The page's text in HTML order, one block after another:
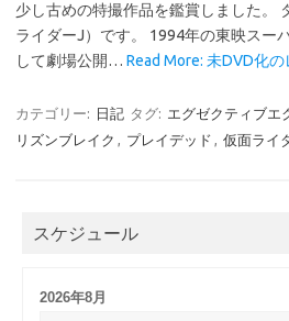
少し古めの特撮作品を鑑賞しました。
ライダーJ）です。 1994年の東映スー
して劇場公開… Read More: 未DVD化
カテゴリー: 日記 タグ: エグゼクティブエ
リズンブレイク , プレイデッド , 仮面ライ
スケジュール
2026年8月